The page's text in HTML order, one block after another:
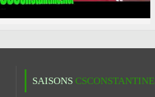
SAISONS CSCONSTANTINE